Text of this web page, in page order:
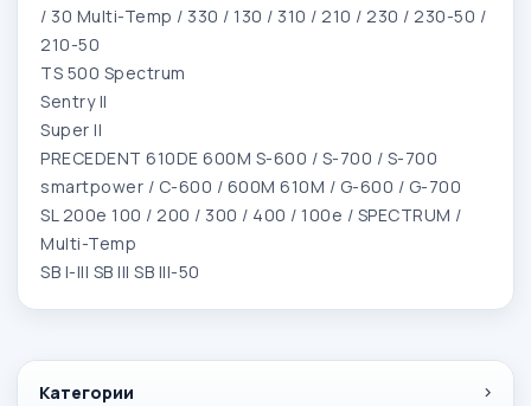
Категории
/ 30 Multi-Temp / 330 / 130 / 310 / 210 / 230 / 230-50 /
210-50
TS 500 Spectrum
Sentry II
Super II
PRECEDENT 610DE 600M S-600 / S-700 / S-700
smartpower / C-600 / 600M 610M / G-600 / G-700
SL 200e 100 / 200 / 300 / 400 / 100e / SPECTRUM /
Multi-Temp
SB I-III SB III SB III-50